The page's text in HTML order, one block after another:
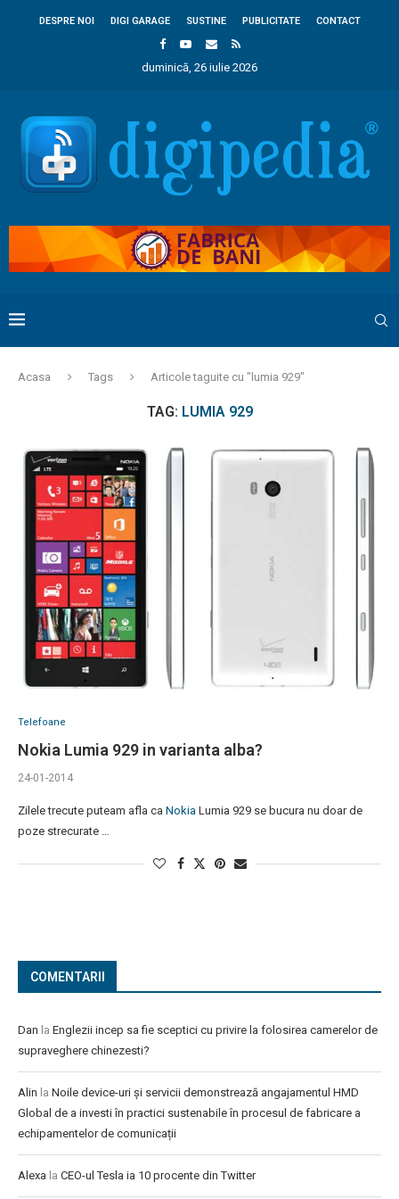
DESPRE NOI DIGI GARAGE SUSTINE PUBLICITATE CONTACT
duminică, 26 iulie 2026
Acasa Tags Articole taguite cu "lumia 929"
TAG: LUMIA 929
Telefoane
Nokia Lumia 929 in varianta alba?
24-01-2014
Zilele trecute puteam afla ca Nokia Lumia 929 se bucura nu doar de
poze strecurate …
COMENTARII
Dan la Englezii incep sa fie sceptici cu privire la folosirea camerelor de
supraveghere chinezesti?
Alin la Noile device-uri și servicii demonstrează angajamentul HMD
Global de a investi în practici sustenabile în procesul de fabricare a
echipamentelor de comunicații
Alexa la CEO-ul Tesla ia 10 procente din Twitter